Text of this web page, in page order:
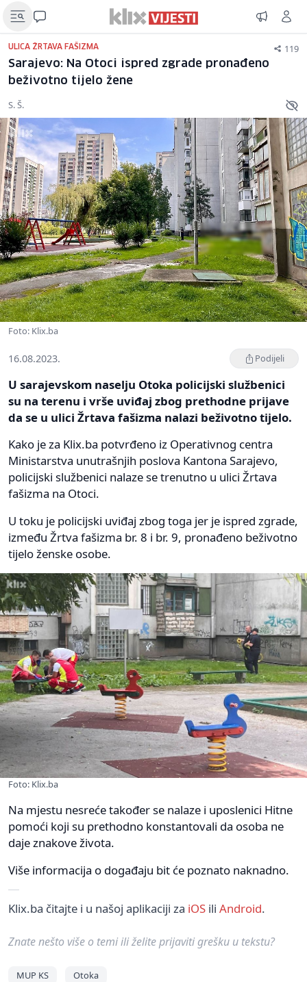
ULICA ŽRTAVA FAŠIZMA 119
Sarajevo: Na Otoci ispred zgrade pronađeno
beživotno tijelo žene
S. Š.
Foto: Klix.ba
16.08.2023. Podijeli
U sarajevskom naselju Otoka policijski službenici
su na terenu i vrše uviđaj zbog prethodne prijave
da se u ulici Žrtava fašizma nalazi beživotno tijelo.
Kako je za Klix.ba potvrđeno iz Operativnog centra
Ministarstva unutrašnjih poslova Kantona Sarajevo,
policijski službenici nalaze se trenutno u ulici Žrtava
fašizma na Otoci.
U toku je policijski uviđaj zbog toga jer je ispred zgrade,
između Žrtva fašizma br. 8 i br. 9, pronađeno beživotno
tijelo ženske osobe.
Foto: Klix.ba
Na mjestu nesreće također se nalaze i uposlenici Hitne
pomoći koji su prethodno konstantovali da osoba ne
daje znakove života.
Više informacija o događaju bit će poznato naknadno.
Klix.ba čitajte i u našoj aplikaciji za iOS ili Android.
Znate nešto više o temi ili želite prijaviti grešku u tekstu?
MUP KS Otoka